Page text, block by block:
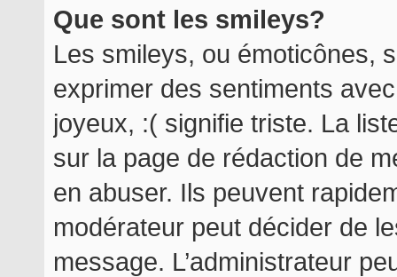
Que sont les smileys?
Les smileys, ou émoticônes,
exprimer des sentiments
joyeux, :( signifie triste. La
sur la page de rédaction de
en abuser. Ils peuvent
modérateur peut décider de
message. L’administrateur